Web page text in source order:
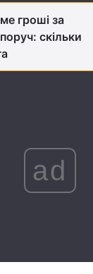
гроші за
скільки
ad